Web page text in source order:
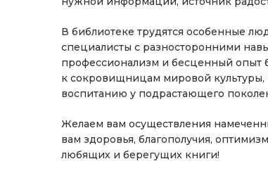
В библиотеке трудятся особенные
специалисты с разносторонними
профессионализм и бесценный опыт
к сокровищницам мировой культуры,
воспитанию у подрастающего
Желаем вам осуществления
вам здоровья, благополучия,
любящих и берегущих книги!